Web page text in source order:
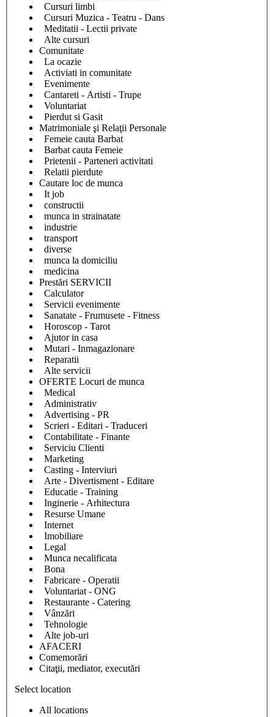
Cursuri limbi
Cursuri Muzica - Teatru - Dans
Meditatii - Lectii private
Alte cursuri
Comunitate
La ocazie
Activiati in comunitate
Evenimente
Cantareti - Artisti - Trupe
Voluntariat
Pierdut si Gasit
Matrimoniale şi Relaţii Personale
Femeie cauta Barbat
Barbat cauta Femeie
Prietenii - Parteneri activitati
Relatii pierdute
Cautare loc de munca
It job
constructii
munca in strainatate
industrie
transport
diverse
munca la domiciliu
medicina
Prestări SERVICII
Calculator
Servicii evenimente
Sanatate - Frumusete - Fitness
Horoscop - Tarot
Ajutor in casa
Mutari - Inmagazionare
Reparatii
Alte servicii
OFERTE Locuri de munca
Medical
Administrativ
Advertising - PR
Scrieri - Editari - Traduceri
Contabilitate - Finante
Serviciu Clienti
Marketing
Casting - Interviuri
Arte - Divertisment - Editare
Educatie - Training
Inginerie - Arhitectura
Resurse Umane
Internet
Imobiliare
Legal
Munca necalificata
Bona
Fabricare - Operatii
Voluntariat - ONG
Restaurante - Catering
Vânzări
Tehnologie
Alte job-uri
AFACERI
Comemorări
Citaţii, mediator, executări
Select location
All locations